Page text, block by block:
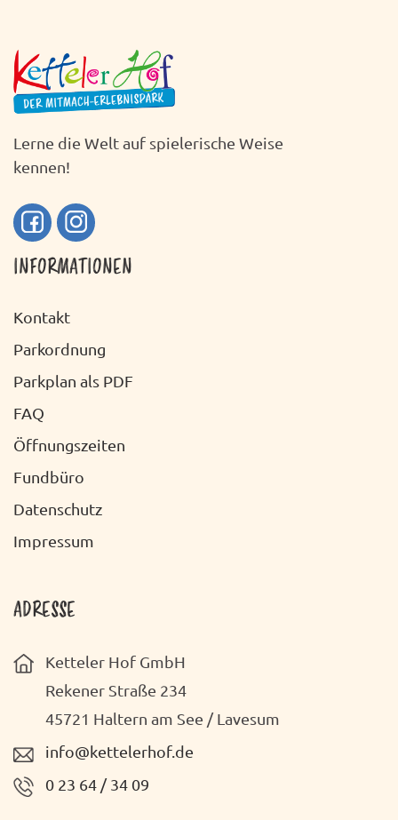
T
E
N
-
A
V
I
G
A
T
I
O
N
T
A
L
T
U
N
G
A
N
S
I
C
H
T
E
-
N
A
I
G
Lerne die Welt auf spielerische Weise
kennen!
INFORMATIONEN
Kontakt
Parkordnung
Parkplan als PDF
FAQ
Öffnungszeiten
Fundbüro
Datenschutz
Impressum
ADRESSE
Ketteler Hof GmbH
Rekener Straße 234
45721 Haltern am See / Lavesum
info@kettelerhof.de
0 23 64 / 34 09